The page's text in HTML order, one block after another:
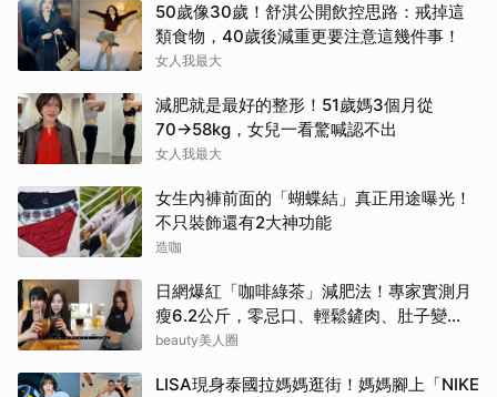
50歲像30歲！舒淇公開飲控思路：戒掉這
類食物，40歲後減重更要注意這幾件事！
女人我最大
減肥就是最好的整形！51歲媽3個月從
70→58kg，女兒一看驚喊認不出
女人我最大
女生內褲前面的「蝴蝶結」真正用途曝光！
不只裝飾還有2大神功能
造咖
日網爆紅「咖啡綠茶」減肥法！專家實測月
瘦6.2公斤，零忌口、輕鬆鏟肉、肚子變
小！
beauty美人圈
LISA現身泰國拉媽媽逛街！媽媽腳上「NIKE